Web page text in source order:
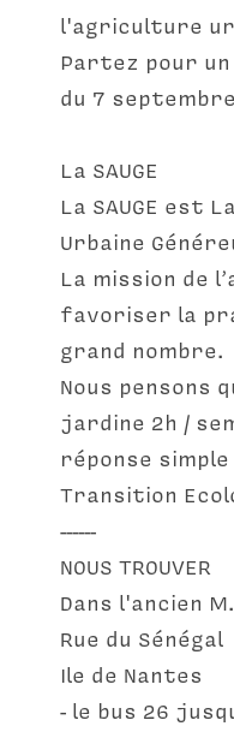
l'agriculture
Partez pour un
du 7
La SAUGE
La SAUGE est
Urbaine
La mission de
favoriser la
grand nombre.
Nous pensons
jardine 2h /
réponse
Transition
------
NOUS TROUVER
Dans l'ancien
Rue du Sénégal
Ile de Nantes
- le bus 26